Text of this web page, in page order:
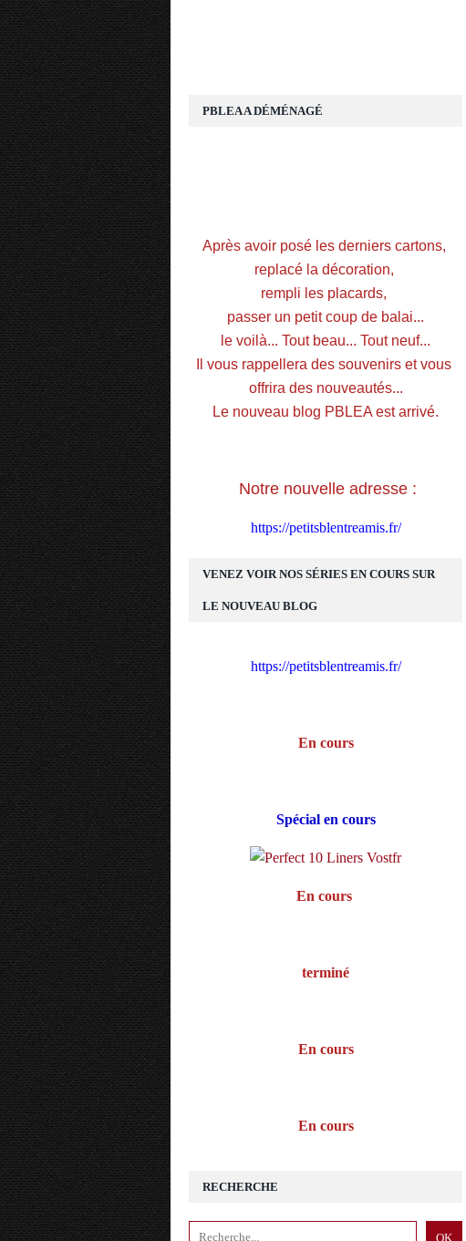
RECHERCHE
VENEZ VOIR NOS SÉRIES EN COURS SUR
LE NOUVEAU BLOG
https://petitsblentreamis.fr/
En cours
Spécial en cours
En cours
terminé
En cours
En cours
PBLEA A DÉMÉNAGÉ
Après avoir posé les derniers cartons,
replacé la décoration,
rempli les placards,
passer un petit coup de balai...
le voilà... Tout beau... Tout neuf...
Il vous rappellera des souvenirs et vous
offrira des nouveautés...
Le nouveau blog PBLEA est arrivé.
Notre nouvelle adresse :
https://petitsblentreamis.fr/